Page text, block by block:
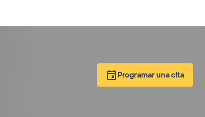
Programar una cita